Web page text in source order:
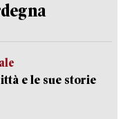
e le sue storie